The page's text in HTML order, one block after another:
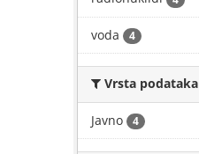
voda 4
Vrsta podataka
Javno 4